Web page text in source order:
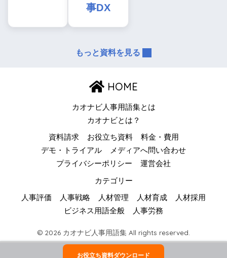
事DX
もっと資料を見る
HOME
カオナビ人事用語集とは
カオナビとは？
資料請求 お役立ち資料
料金・費用
デモ・トライアル
メディアへ問い合わせ
プライバシーポリシー
運営会社
カテゴリー
人事評価 人事戦略 人材管理 人材育成
人材採用
ビジネス用語全般
人事労務
© 2026 カオナビ人事用語集 All rights reserved.
お役立ち資料ダウンロード